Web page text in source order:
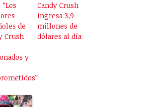
de
Crush
y
Candy Crush
ingresa 3,9
millones de
dólares al día